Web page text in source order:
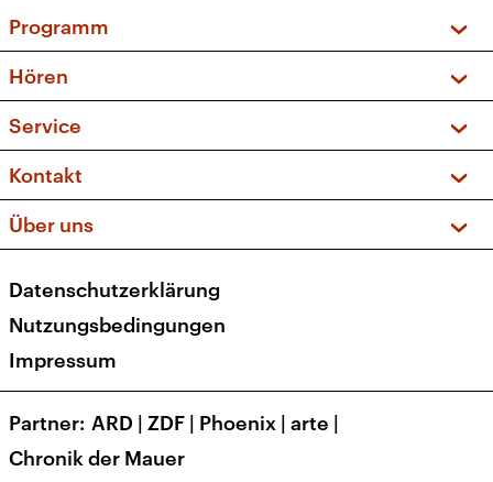
Programm
Sendungen und Podcasts
Musikliste
Kakadu – Das Kinderprogramm
Hören
Frequenzen (UKW + DAB+)
Service
FAQ
Apps
Newsletter
Veranstaltungen
Kontakt
Social Media
Über uns
Presse
Karriere
Transparenz
Datenschutzerklärung
Nutzungsbedingungen
Impressum
Partner ARD | ZDF | Phoenix | arte |
Chronik der Mauer